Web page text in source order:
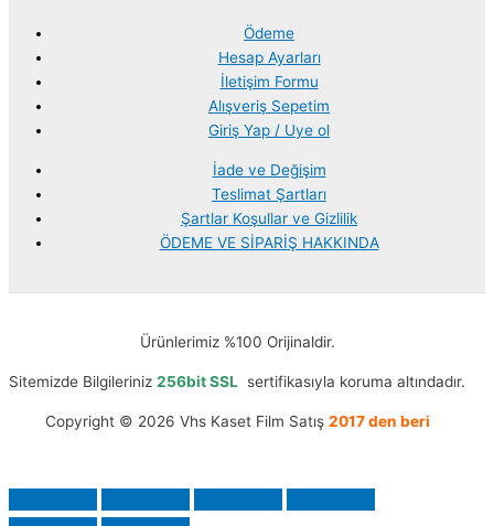
Ödeme
Hesap Ayarları
İletişim Formu
Alışveriş Sepetim
Giriş Yap / Uye ol
İade ve Değişim
Teslimat Şartları
Şartlar Koşullar ve Gizlilik
ÖDEME VE SİPARİŞ HAKKINDA
Ürünlerimiz %100 Orijinaldir.
Sitemizde Bilgileriniz 256bit SSL sertifikasıyla koruma altındadır.
Copyright © 2026 Vhs Kaset Film Satış 2017 den beri